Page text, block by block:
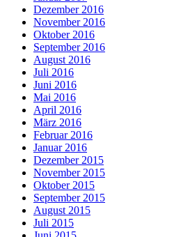
Dezember 2016
November 2016
Oktober 2016
September 2016
August 2016
Juli 2016
Juni 2016
Mai 2016
April 2016
März 2016
Februar 2016
Januar 2016
Dezember 2015
November 2015
Oktober 2015
September 2015
August 2015
Juli 2015